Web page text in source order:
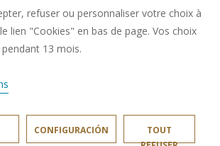
refuser ou personnaliser votre choix à
lien "Cookies" en bas de page. Vos choix
13 mois.
CONFIGURACIÓN
TOUT